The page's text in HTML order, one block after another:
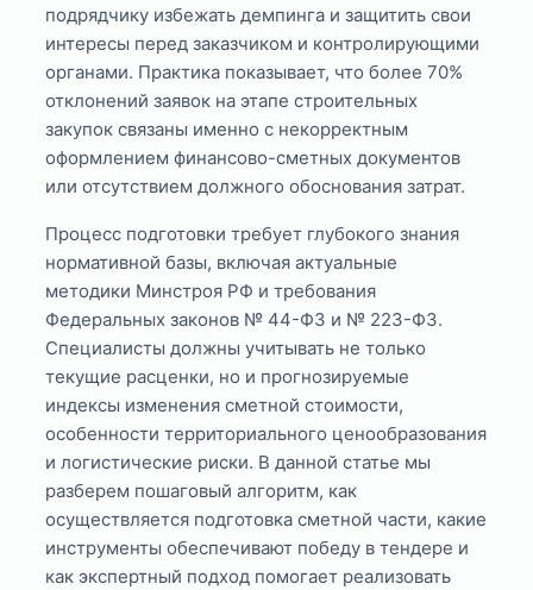
подрядчику избежать демпинга и защитить свои
интересы перед заказчиком и контролирующими
органами. Практика показывает, что более 70%
отклонений заявок на этапе строительных
закупок связаны именно с некорректным
оформлением финансово-сметных документов
или отсутствием должного обоснования затрат.
Процесс подготовки требует глубокого знания
нормативной базы, включая актуальные
методики Минстроя РФ и требования
Федеральных законов № 44-ФЗ и № 223-ФЗ.
Специалисты должны учитывать не только
текущие расценки, но и прогнозируемые
индексы изменения сметной стоимости,
особенности территориального ценообразования
и логистические риски. В данной статье мы
разберем пошаговый алгоритм, как
осуществляется подготовка сметной части, какие
инструменты обеспечивают победу в тендере и
как экспертный подход помогает реализовать